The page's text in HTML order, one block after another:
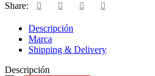
Share:
Descripción
Marca
Shipping & Delivery
Descripción